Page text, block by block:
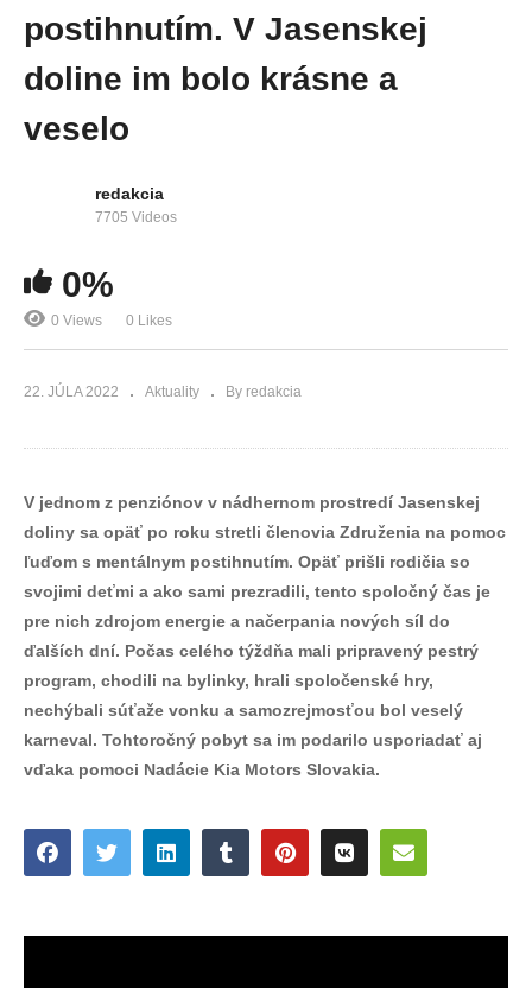
postihnutím. V Jasenskej
doline im bolo krásne a
veselo
redakcia
7705 Videos
0%
0 Views 0 Likes
22. JÚLA 2022 Aktuality By redakcia
V jednom z penziónov v nádhernom prostredí Jasenskej
doliny sa opäť po roku stretli členovia Združenia na pomoc
ľuďom s mentálnym postihnutím. Opäť prišli rodičia so
svojimi deťmi a ako sami prezradili, tento spoločný čas je
pre nich zdrojom energie a načerpania nových síl do
ďalších dní. Počas celého týždňa mali pripravený pestrý
program, chodili na bylinky, hrali spoločenské hry,
nechýbali súťaže vonku a samozrejmosťou bol veselý
karneval. Tohtoročný pobyt sa im podarilo usporiadať aj
vďaka pomoci Nadácie Kia Motors Slovakia.